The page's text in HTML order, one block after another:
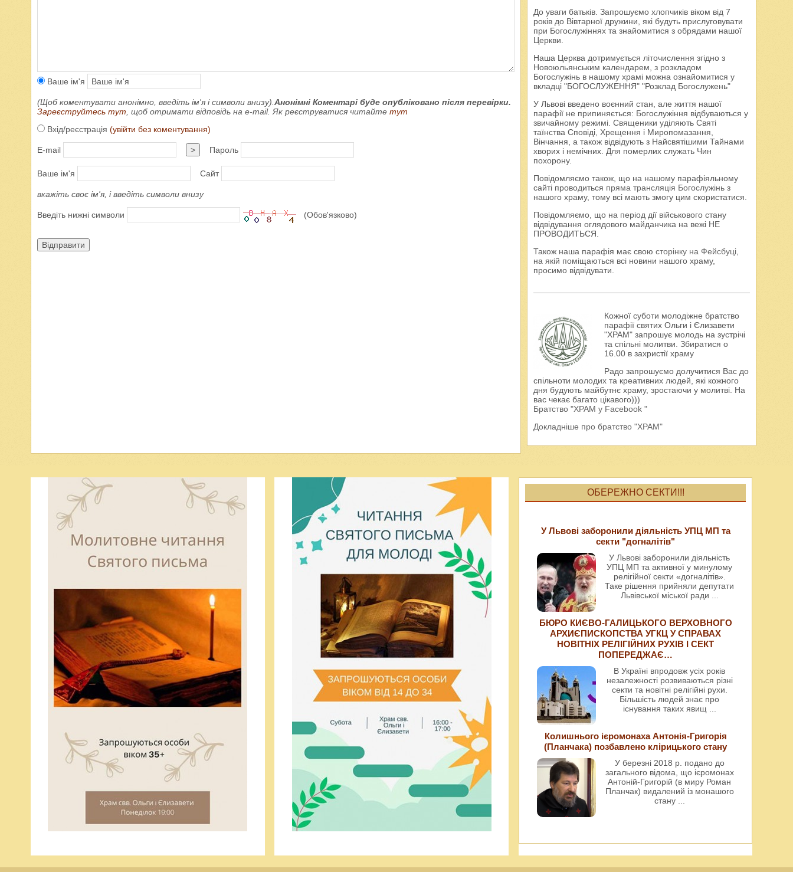
Ваше ім'я
(Щоб коментувати анонімно, введіть ім'я і символи внизу).Анонімні Коментарі буде опубліковано після перевірки.
Зареєструйтесь тут, щоб отримати відповідь на e-mail. Як реєструватися читайте тут
Вхід/реєстрація (увійти без коментування)
E-mail > Пароль
Ваше ім'я Сайт
вкажіть своє ім'я, і введіть символи внизу
Введіть нижні символи (Обов'язково)
Відправити
До уваги батьків. Запрошуємо хлопчиків віком від 7
років до Вівтарної дружини, які будуть прислуговувати
при Богослужіннях та знайомитися з обрядами нашої
Церкви.
Наша Церква дотримується літочислення згідно з
Новоюльянським календарем, з розкладом
Богослужінь в нашому храмі можна ознайомитися у
вкладці "БОГОСЛУЖЕННЯ" "Розклад Богослужень"
У Львові введено воєнний стан, але життя нашої
парафії не припиняється: Богослужіння відбуваються у
звичайному режимі. Священики уділяють Святі
таїнства Сповіді, Хрещення і Миропомазання,
Вінчання, а також відвідують з Найсвятішими Тайнами
хворих і немічних. Для померлих служать Чин
похорону.
Повідомляємо також, що на нашому парафіяльному
сайті проводиться пряма трансляція Богослужіньз
нашого храму, тому всі мають змогу цим скористатися.
Повідомляємо, що на період дії військового стану
відвідування оглядового майданчика на вежі НЕ
ПРОВОДИТЬСЯ.
Також наша парафія має свою сторінку на Фейсбуці,
на якій поміщаються всі новини нашого храму,
просимо відвідувати.
Кожної суботи молодіжне братство
парафії святих Ольги і Єлизавети
"ХРАМ" запрошує молодь на зустрічі
та спільні молитви. Збиратися о
16.00 в захристії храму
Радо запрошуємо долучитися Вас до
спільноти молодих та креативних людей, які кожного
дня будують майбутнє храму, зростаючи у молитві. На
вас чекає багато цікавого)))
Братство "ХРАМ у Facebook "
Докладніше про братство "ХРАМ"
ОБЕРЕЖНО СЕКТИ!!!
У Львові заборонили діяльність УПЦ МП та
секти "догналітів"
У Львові заборонили діяльність
УПЦ МП та активної у минулому
релігійної секти «догналітів».
Таке рішення прийняли депутати
Львівської міської ради
БЮРО КИЄВО-ГАЛИЦЬКОГО ВЕРХОВНОГО
АРХИЄПИСКОПСТВА УГКЦ У СПРАВАХ
НОВІТНІХ РЕЛІГІЙНИХ РУХІВ І СЕКТ
ПОПЕРЕДЖАЄ…
В Україні впродовж усіх років
незалежності розвиваються різні
секти та новітні релігійні рухи.
Більшість людей знає про
існування таких явищ
Колишнього ієромонаха Антонія-Григорія
(Планчака) позбавлено клірицького стану
У березні 2018 р. подано до
загального відома, що ієромонах
Антоній-Григорій (в миру Роман
Планчак) видалений із монашого
стану